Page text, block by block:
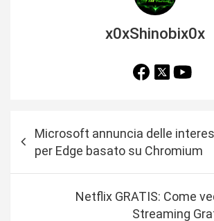
x0xShinobix0x
Microsoft annuncia delle
per Edge basato su Chromium
Netflix GRATIS: Come
Streaming